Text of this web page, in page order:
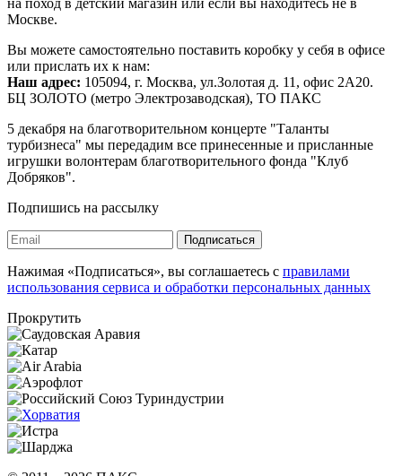
Москве.
Вы можете самостоятельно поставить коробку у себя в офисе
или прислать их к нам:
Наш адрес: 105094, г. Москва, ул.Золотая д. 11, офис 2А20.
БЦ ЗОЛОТО (метро Электрозаводская), ТО ПАКС
5 декабря на благотворительном концерте "Таланты
турбизнеса" мы передадим все принесенные и присланные
игрушки волонтерам благотворительного фонда "Клуб
Добряков".
Подпишись на рассылку
Подписаться
Нажимая «Подписаться», вы соглашаетесь с правилами
использования сервиса и обработки персональных данных
Прокрутить